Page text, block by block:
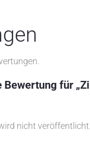
Bewertung für
nicht veröffentlicht.